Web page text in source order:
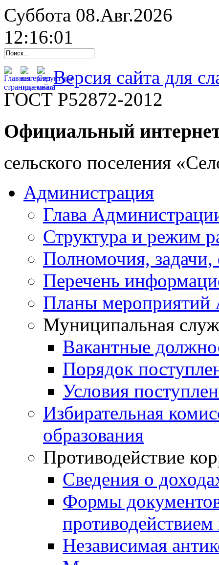
Суббота 08.Авг.2026
12:16:02
Версия сайта для
ГОСТ Р52872-2012
Официальный
cельского поселения
Администрация
Глава
Структура и режим
Полномочия,
Перечень
Планы мероприятий
Муниципальная
Вакантные
Порядок
Условия
Избирательная
образования
Противодействие
Сведения о
Формы
Независимая